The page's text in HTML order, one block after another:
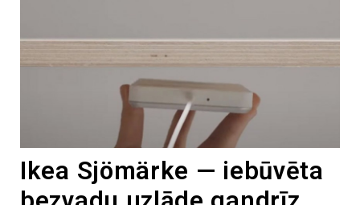
Ikea Sjömärke — iebūvēta